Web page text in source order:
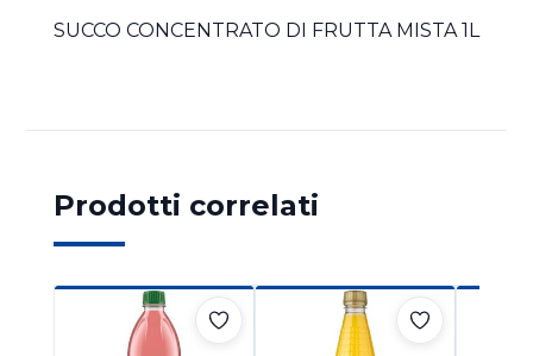
SUCCO CONCENTRATO DI FRUTTA MISTA 1L
Prodotti correlati